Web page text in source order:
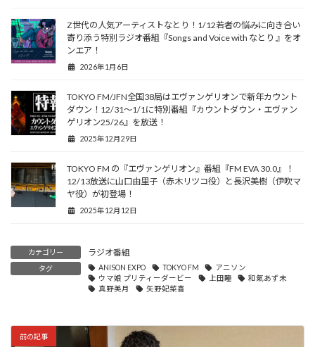
Z世代の人気アーティストなとり！1/12若者の悩みに向き合い
寄り添う特別ラジオ番組『Songs and Voice with なとり 』をオ
ンエア！
2026年1月6日
TOKYO FM/JFN全国38局はエヴァンゲリオンで新年カウント
ダウン！12/31～1/1に特別番組『カウントダウン・エヴァン
ゲリオン25/26』を放送！
2025年12月29日
TOKYO FM の『エヴァンゲリオン』番組『FM EVA 30.0』！
12/13放送に山口由里子（赤木リツコ役）と長沢美樹（伊吹マ
ヤ役）が初登場！
2025年12月12日
カテゴリー ラジオ番組
タグ ANISON EXPO TOKYO FM
アニソン
ウマ娘 プリティーダービー
上田瞳
和氣あず未
真野美月
矢野妃菜喜
前の記事